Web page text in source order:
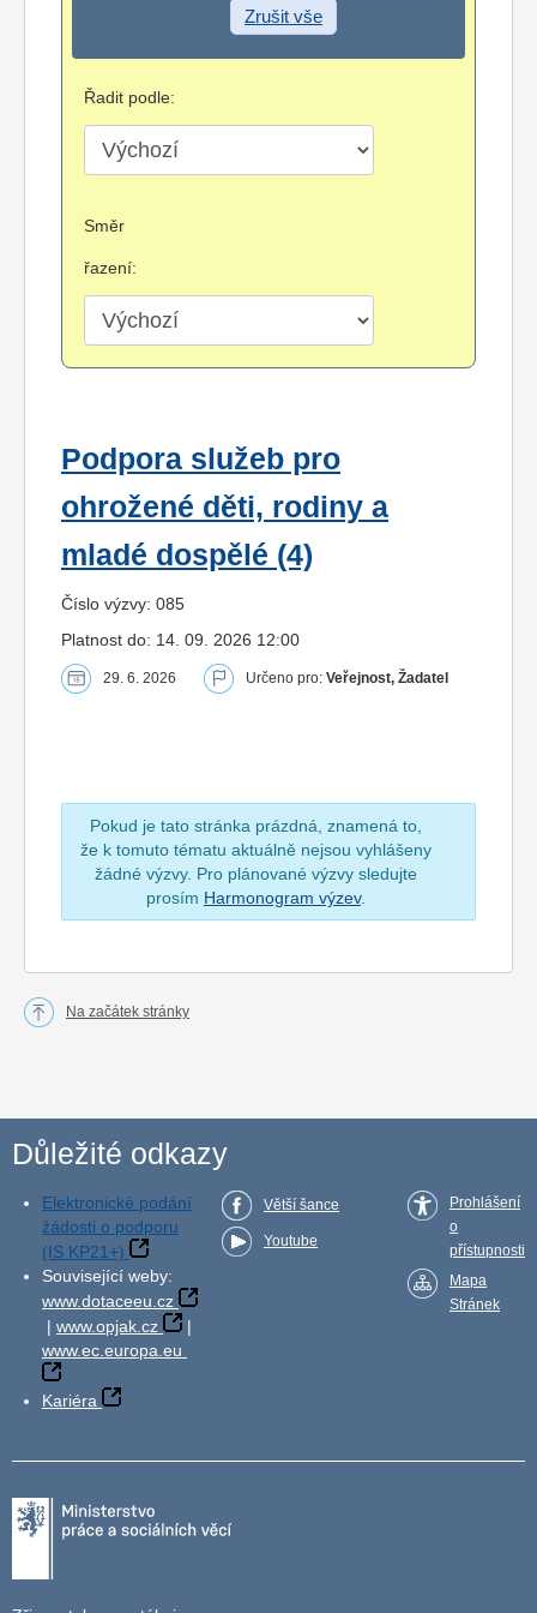
Zrušit vše
Řadit podle:
Směr
řazení:
Podpora služeb pro
ohrožené děti, rodiny a
mladé dospělé (4)
Číslo výzvy: 085
Platnost do: 14. 09. 2026 12:00
29. 6. 2026 Určeno pro: Veřejnost, Žadatel
Pokud je tato stránka prázdná, znamená to,
že k tomuto tématu aktuálně nejsou vyhlášeny
žádné výzvy. Pro plánované výzvy sledujte
prosím Harmonogram výzev.
Na začátek stránky
Důležité odkazy
Elektronické podání
žádosti o podporu
(IS KP21+)
Související weby:
www.dotaceeu.cz
| www.opjak.cz
|
www.ec.europa.eu
Kariéra
Větší šance
Youtube
Prohlášení
o
přístupnosti
Mapa
Stránek